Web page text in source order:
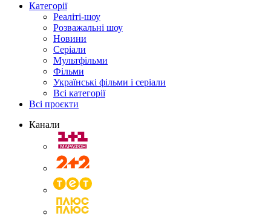
Категорії
Реаліті-шоу
Розважальні шоу
Новини
Серіали
Мультфільми
Фільми
Українські фільми і серіали
Всі категорії
Всі проєкти
Канали